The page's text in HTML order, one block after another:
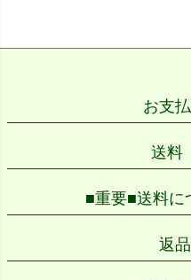
お支
送料
■重要■送料に
返